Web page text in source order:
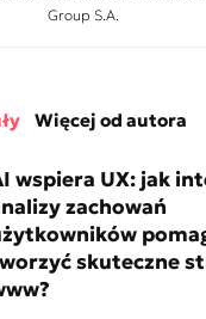
Group S.A.
więcej od autora
wspiera UX: jak
zachowań
skuteczne